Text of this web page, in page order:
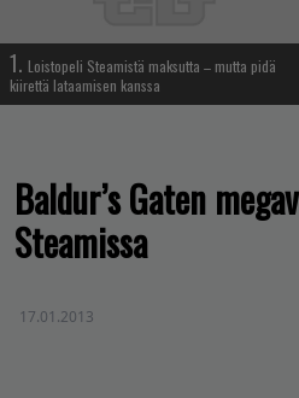
1. Loistopeli Steamistä maksutta – mutta pidä
kiirettä lataamisen kanssa
Baldur’s Gaten
Steamissa
17.01.2013